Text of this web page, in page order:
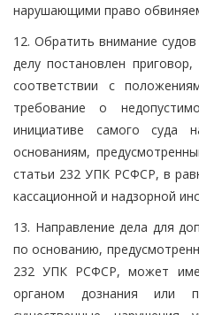
нарушающими право
12. Обратить внимание
делу постановлен
соответствии с
требование о
инициативе самого суда
основаниям,
статьи 232 УПК РСФСР, в
кассационной и надзорной
13. Направление дела для
по основанию,
232 УПК РСФСР, может
органом дознания или